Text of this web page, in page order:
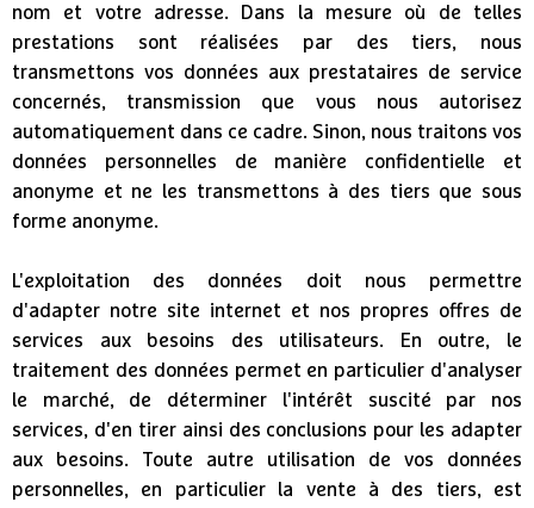
nom et votre adresse. Dans la mesure où de telles
prestations sont réalisées par des tiers, nous
transmettons vos données aux prestataires de service
concernés, transmission que vous nous autorisez
automatiquement dans ce cadre. Sinon, nous traitons vos
données personnelles de manière confidentielle et
anonyme et ne les transmettons à des tiers que sous
forme anonyme.
L'exploitation des données doit nous permettre
d'adapter notre site internet et nos propres offres de
services aux besoins des utilisateurs. En outre, le
traitement des données permet en particulier d'analyser
le marché, de déterminer l'intérêt suscité par nos
services, d'en tirer ainsi des conclusions pour les adapter
aux besoins. Toute autre utilisation de vos données
personnelles, en particulier la vente à des tiers, est